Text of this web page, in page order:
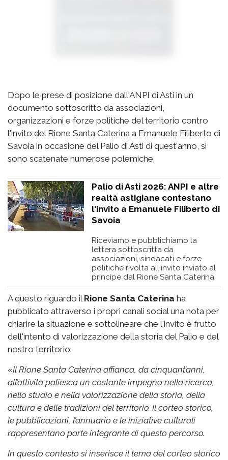
Dopo le prese di posizione dall'ANPI di Asti in un
documento sottoscritto da associazioni,
organizzazioni e forze politiche del territorio contro
l'invito del Rione Santa Caterina a Emanuele Filiberto di
Savoia in occasione del Palio di Asti di quest'anno, si
sono scatenate numerose polemiche.
Palio di Asti 2026: ANPI e altre
realtà astigiane contestano
l'invito a Emanuele Filiberto di
Savoia
Riceviamo e pubblichiamo la
lettera sottoscritta da
associazioni, sindacati e forze
politiche rivolta all'invito inviato al
principe dal Rione Santa Caterina
A questo riguardo il Rione Santa Caterina ha
pubblicato attraverso i propri canali social una nota per
chiarire la situazione e sottolineare che l'invito è frutto
dell'intento di valorizzazione della storia del Palio e del
nostro territorio:
«Il Rione Santa Caterina affianca, da cinquant’anni,
all’attività paliesca un costante impegno nella ricerca,
nello studio e nella valorizzazione della storia, della
cultura e delle tradizioni del territorio. Il corteo storico,
le pubblicazioni, l’annuario e le iniziative culturali
rappresentano parte integrante di questo percorso.
In questo contesto si inserisce il tema del corteo storico